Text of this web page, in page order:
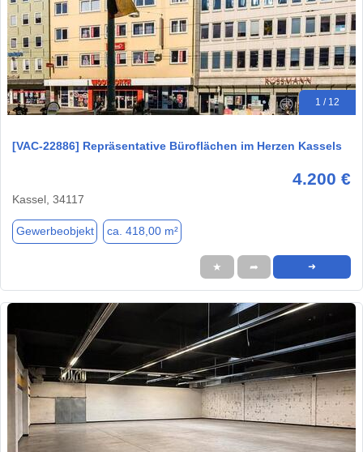
1 / 12
[VAC-22886] Repräsentative Büroflächen im Herzen Kassels
4.200 €
Kassel, 34117
Gewerbeobjekt ca. 418,00 m²
★ ➦ ➜